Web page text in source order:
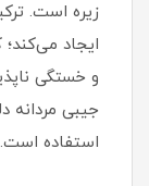
زیره است.
ایجاد
و خستگی
استفاده است.